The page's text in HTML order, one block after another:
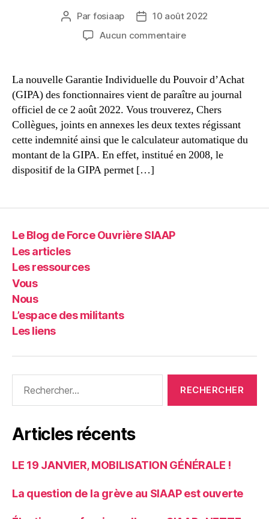
Auteur
l’article
Par fosiaap
Date10 août 2022
Aucun commentairesur
sans
fin
!
La nouvelle Garantie Individuelle du Pouvoir d’Achat
(GIPA) des fonctionnaires vient de paraître au journal
officiel de ce 2 août 2022. Vous trouverez, Chers
Collègues, joints en annexes les deux textes régissant
cette indemnité ainsi que le calculateur automatique du
montant de la GIPA. En effet, institué en 2008, le
dispositif de la GIPA permet […]
Le Blog de Force Ouvrière SIAAP
Les articles
Les ressources
Vous
Nous
L’espace des militants
Les liens
Articles récents
LE 19 JANVIER, MOBILISATION GÉNÉRALE !
La question de la grève au SIAAP est ouverte